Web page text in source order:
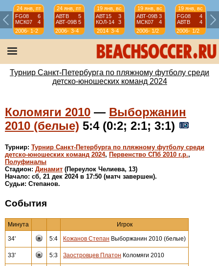
24 янв, пт
FG08
6
МСК07
4
2006-
07
1-2
24 янв, пт
АВТВ
5
АВТ-09B 5
2006-
07
3-4
19 янв, вс
АВТ15
3
КОЛ-14
3
2014 3-4
19 янв, вс
АВТ-09B 3
МСК07
4
2006-
07
1/2
19 янв, вс
FG08
4
АВТВ
4
2006-
07
1/2
Турнир Санкт-Петербурга по пляжному футболу среди
детско-юношеских команд 2024
Коломяги 2010 — Выборжанин
2010 (белые) 5:4 (0:2; 2:1; 3:1)
Турнир: Турнир Санкт-Петербурга по пляжному футболу среди
детско-юношеских команд 2024, Первенство СПб 2010 г.р.,
Полуфиналы
Стадион: Динамит (Переулок Челиева, 13)
Начало: сб, 21 дек 2024 в 17:50 (матч завершен).
Судьи: Степанов.
События
Минута Игрок
34' 5:4 Кожанов Степан Выборжанин 2010 (белые)
33' 5:3 Заостровцев Платон Коломяги 2010